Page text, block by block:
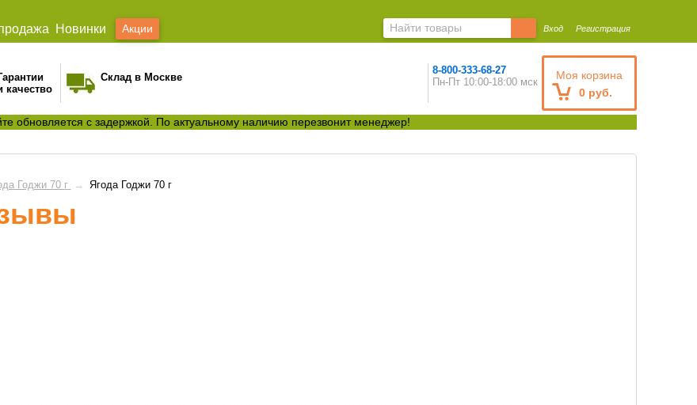
Новинки Акции Вход Регистрация
качество
Склад в Москве
Моя корзина
0 руб.
8-800-333-68-27
Пн-Пт 10:00-18:00 мск
обновляется с задержкой. По актуальному наличию перезвонит менеджер!
Годжи 70 г → Ягода Годжи 70 г